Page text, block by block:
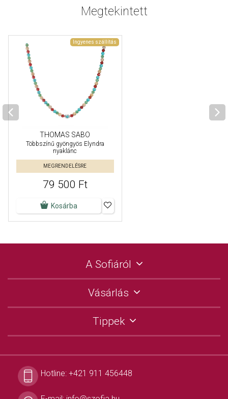
Megtekintett
Ingyenes szállítás
THOMAS SABO
Többszínű gyöngyös Elyndra
nyaklánc
MEGRENDELÉSRE
79 500 Ft
Kosárba
A Sofiáról
Vásárlás
Tippek
Hotline: +421 911 456448